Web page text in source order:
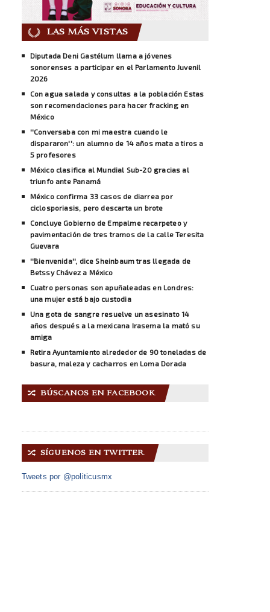
LAS MÁS VISTAS
Diputada Deni Gastélum llama a jóvenes
sonorenses a participar en el Parlamento Juvenil
2026
Con agua salada y consultas a la población Estas
son recomendaciones para hacer fracking en
México
''Conversaba con mi maestra cuando le
dispararon'': un alumno de 14 años mata a tiros a
5 profesores
México clasifica al Mundial Sub-20 gracias al
triunfo ante Panamá
México confirma 33 casos de diarrea por
ciclosporiasis, pero descarta un brote
Concluye Gobierno de Empalme recarpeteo y
pavimentación de tres tramos de la calle Teresita
Guevara
''Bienvenida'', dice Sheinbaum tras llegada de
Betssy Chávez a México
Cuatro personas son apuñaleadas en Londres:
una mujer está bajo custodia
Una gota de sangre resuelve un asesinato 14
años después a la mexicana Irasema la mató su
amiga
Retira Ayuntamiento alrededor de 90 toneladas de
basura, maleza y cacharros en Loma Dorada
🔀 BÚSCANOS EN FACEBOOK
🔀 SÍGUENOS EN TWITTER
Tweets por @politicusmx